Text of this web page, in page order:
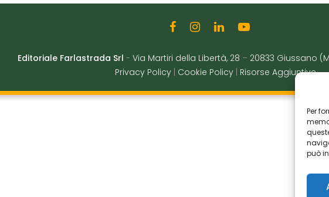
Per
può
Editoriale Farlastrada Srl - Via Martiri della Libertà, 28 – 20833 Giussano
Privacy Policy
Cookie Policy Risorse Aggiuntive